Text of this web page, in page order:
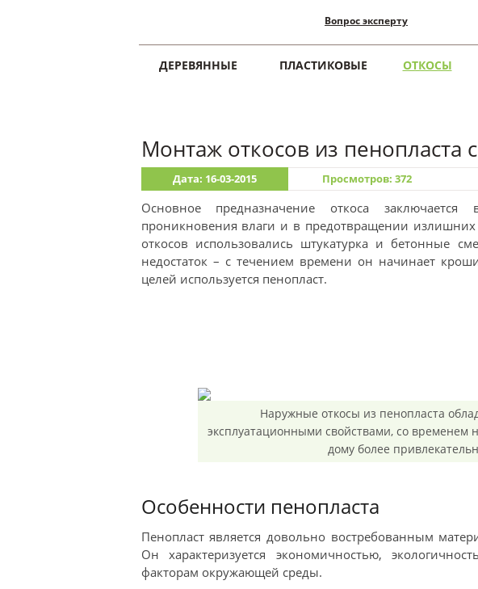
Вопрос эксперту
ДЕРЕВЯННЫЕ ПЛАСТИКОВЫЕ ОТКОСЫ
Монтаж откосов из пенопласта
Дата: 16-03-2015 Просмотров: 372
Основное предназначение откоса
проникновения влаги и в предотвращении излишних
откосов использовались штукатурка и бетонные
недостаток – с течением времени он начинает
целей используется пенопласт.
Наружные откосы из пенопласта
эксплуатационными свойствами, со
дому более
Особенности пенопласта
Пенопласт является довольно востребованным
Он характеризуется экономичностью,
факторам окружающей среды.